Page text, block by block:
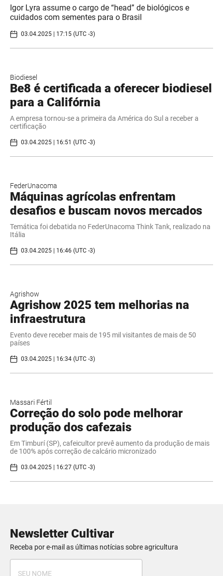
Igor Lyra assume o cargo de “head” de biológicos e
cuidados com sementes para o Brasil
03.04.2025 | 17:15 (UTC -3)
Biodiesel
Be8 é certificada a oferecer biodiesel
para a Califórnia
A empresa tornou-se a primeira da América do Sul a receber a
certificação
03.04.2025 | 16:51 (UTC -3)
FederUnacoma
Máquinas agrícolas enfrentam
desafios e buscam novos mercados
Temática foi debatida no FederUnacoma Think Tank, realizado na
Itália
03.04.2025 | 16:46 (UTC -3)
Agrishow
Agrishow 2025 tem melhorias na
infraestrutura
Evento deve receber mais de 195 mil visitantes de mais de 50
países
03.04.2025 | 16:34 (UTC -3)
Massari Fértil
Correção do solo pode melhorar
produção dos cafezais
Em Timburí (SP), cafeicultor prevê aumento da produção de mais
de 100% após correção de calcário micronizado
03.04.2025 | 16:27 (UTC -3)
Newsletter Cultivar
Receba por e-mail as últimas notícias sobre agricultura